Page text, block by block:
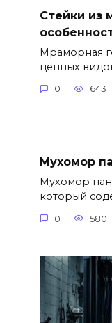
Стейки из
Мраморная
ценных
0 643
Мухомор
Мухомор
который
0 580